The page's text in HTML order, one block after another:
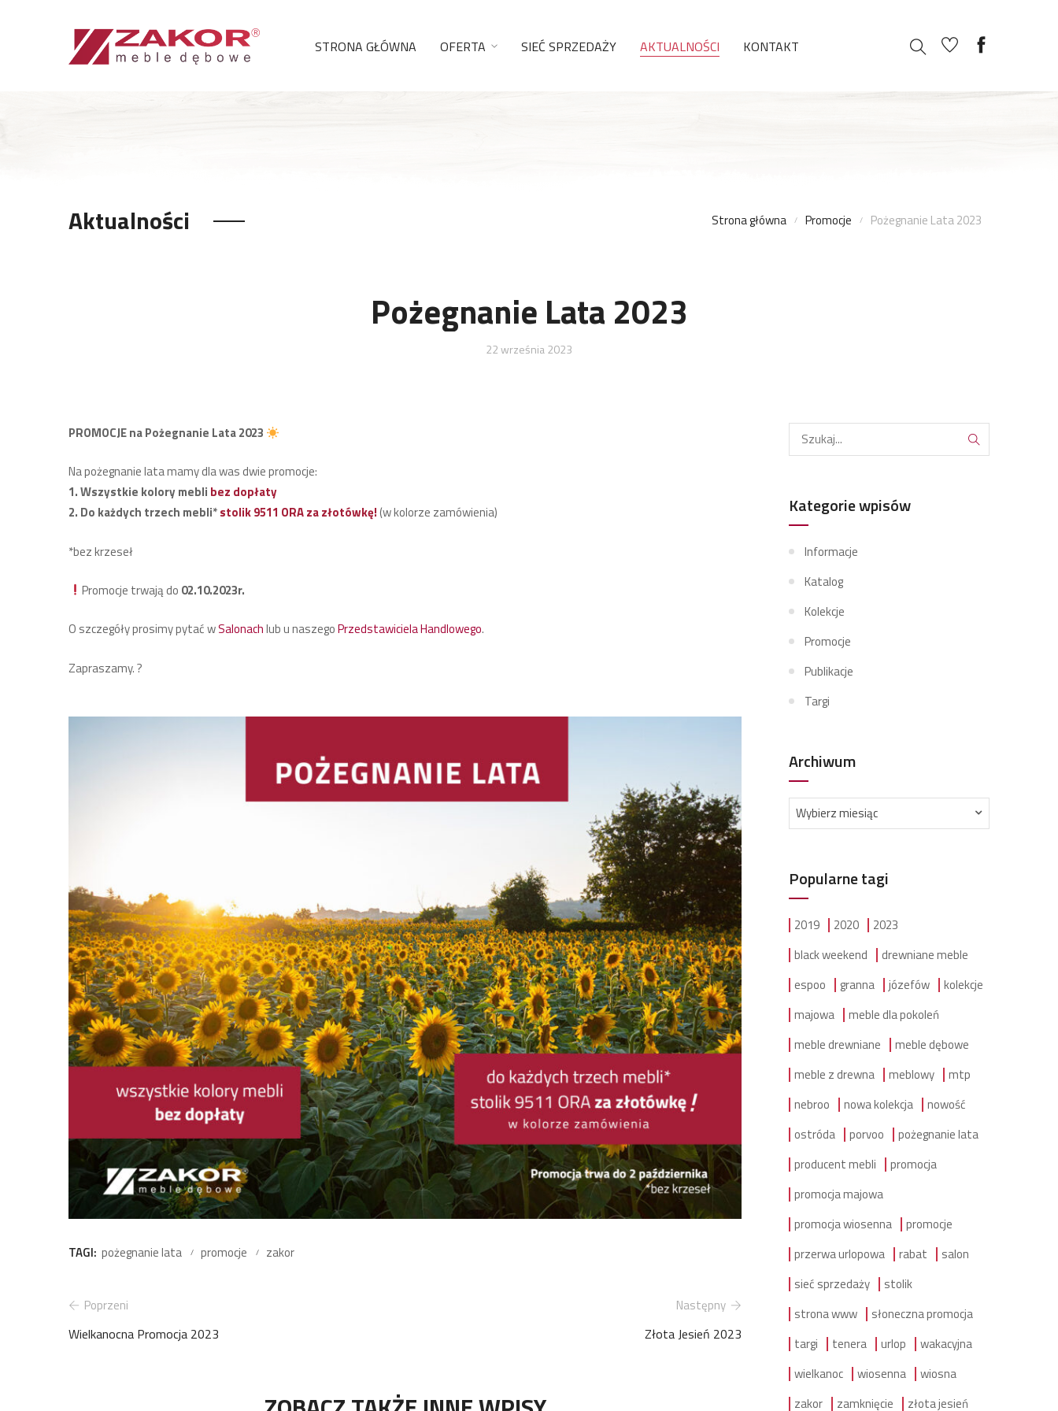
STRONA GŁÓWNA OFERTA SIEĆ SPRZEDAŻY AKTUALNOŚCI KONTAKT
Aktualności Strona główna Promocje Pożegnanie Lata 2023
Pożegnanie Lata 2023
22 września 2023
PROMOCJE na Pożegnanie Lata 2023
Na pożegnanie lata mamy dla was dwie promocje:
1. Wszystkie kolory mebli bez dopłaty
2. Do każdych trzech mebli*stolik 9511 ORA za złotówkę!(w kolorze zamówienia)
*bez krzeseł
Promocje trwają do 02.10.2023r.
O szczegóły prosimy pytać wSalonachlub u naszegoPrzedstawiciela Handlowego.
Zapraszamy.?
TAGI: pożegnanie lata promocje zakor
Poprzeni
Wielkanocna Promocja 2023
Następny
Złota Jesień 2023
Kategorie wpisów
Informacje
Katalog
Kolekcje
Promocje
Publikacje
Targi
Archiwum
Archiwum
Wybierz miesiąc
Popularne tagi
2019 2020
2023
black weekend
drewniane meble
espoo
granna józefów
kolekcje
majowa
meble dla pokoleń
meble drewniane
meble dębowe
meble z drewna
meblowy
mtp
nebroo
nowa kolekcja
nowość
ostróda
porvoo
pożegnanie lata
producent mebli
promocja
promocja majowa
promocja wiosenna
promocje
przerwa urlopowa
rabat
salon
sieć sprzedaży
stolik
strona www
słoneczna promocja
targi
tenera urlop
wakacyjna
wielkanoc
wiosenna
wiosna
zakor
zamknięcie
złota jesień